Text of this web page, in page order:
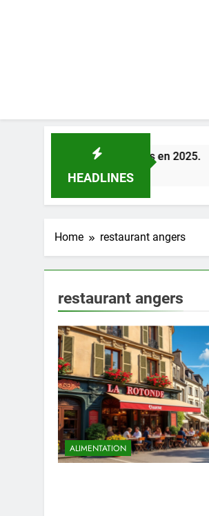
HEADLINES
la Loire à Orléans en 2025.
Home restaurant angers
restaurant angers
ALIMENTATION